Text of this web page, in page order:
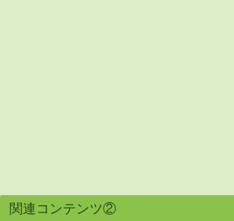
関連コンテンツ②